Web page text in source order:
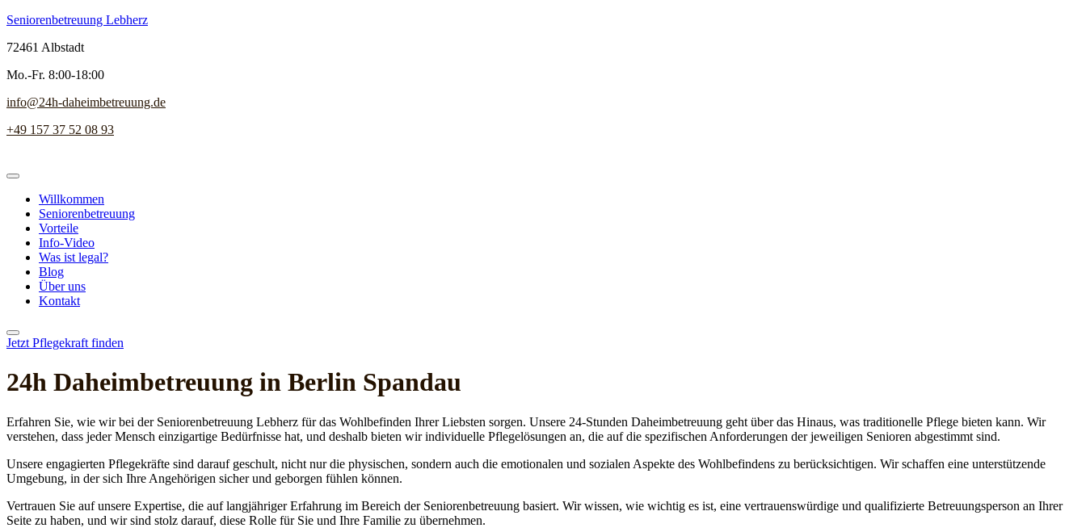
Seniorenbetreuung Lebherz
72461 Albstadt
Mo.-Fr. 8:00-18:00
info@24h-daheimbetreuung.de
+49 157 37 52 08 93
Willkommen
Seniorenbetreuung
Vorteile
Info-Video
Was ist legal?
Blog
Über uns
Kontakt
Jetzt Pflegekraft finden
24h Daheim­betreuung in Berlin Spandau
Erfahren Sie, wie wir bei der Seniorenbetreuung Lebherz für das Wohlbefinden Ihrer Liebsten sorgen. Unsere 24-Stunden Daheimbetreuung geht über das Hinaus, was traditionelle Pflege bieten kann. Wir
verstehen, dass jeder Mensch einzigartige Bedürfnisse hat, und deshalb bieten wir individuelle Pflegelösungen an, die auf die spezifischen Anforderungen der jeweiligen Senioren abgestimmt sind.
Unsere engagierten Pflegekräfte sind darauf geschult, nicht nur die physischen, sondern auch die emotionalen und sozialen Aspekte des Wohlbefindens zu berücksichtigen. Wir schaffen eine unterstützende
Umgebung, in der sich Ihre Angehörigen sicher und geborgen fühlen können.
Vertrauen Sie auf unsere Expertise, die auf langjähriger Erfahrung im Bereich der Seniorenbetreuung basiert. Wir wissen, wie wichtig es ist, eine vertrauenswürdige und qualifizierte Betreuungsperson an Ihrer
Seite zu haben, und wir sind stolz darauf, diese Rolle für Sie und Ihre Familie zu übernehmen.